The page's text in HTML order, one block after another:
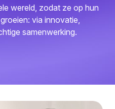
wereld, zodat ze op hun
via innovatie,
samenwerking.